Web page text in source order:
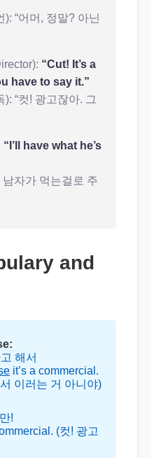
“어머, 정말? 아닌
“Cut! It’s a
have to say it.”
“컷! 광고잖아. 그
“I’ll have what he’s
남자가 먹는걸로 주
and
해서
it’s a commercial.
이러는 거 아니야)
!
(컷! 광고